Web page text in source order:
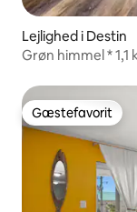
Lejlighed i Destin
Grøn himmel * 1,1
Gæstefavorit
Gæstefavorit